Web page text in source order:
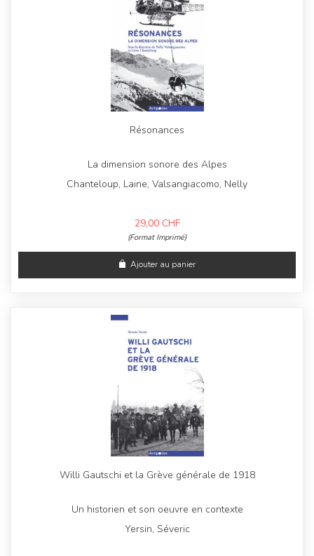
Résonances
La dimension sonore des Alpes
Chanteloup, Laine, Valsangiacomo, Nelly
29,00 CHF
(Format Imprimé)
Ajouter au panier
Willi Gautschi et la Grève générale de 1918
Un historien et son oeuvre en contexte
Yersin, Séveric